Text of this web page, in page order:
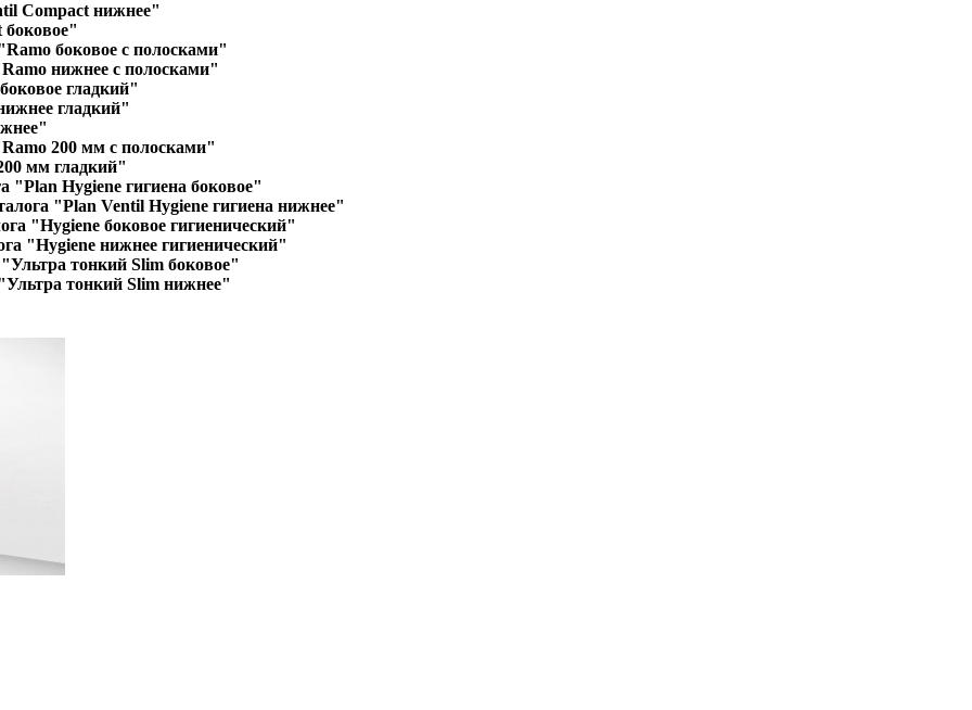
Compact нижнее"
боковое"
боковое с полосками"
нижнее с полосками"
гладкий"
гладкий"
200 мм с полосками"
мм гладкий"
"Plan Hygiene гигиена боковое"
"Plan Ventil Hygiene гигиена нижнее"
"Hygiene боковое гигиенический"
"Hygiene нижнее гигиенический"
тонкий Slim боковое"
тонкий Slim нижнее"